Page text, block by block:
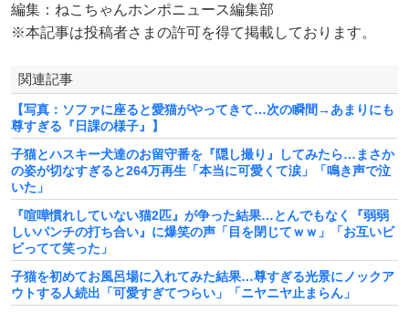
編集：ねこちゃんホンポニュース編集部
※本記事は投稿者さまの許可を得て掲載しております。
関連記事
【写真：ソファに座ると愛猫がやってきて…次の瞬間→あまりにも
尊すぎる『日課の様子』】
子猫とハスキー犬達のお留守番を『隠し撮り』してみたら…まさか
の姿が切なすぎると264万再生「本当に可愛くて涙」「鳴き声で泣
いた」
『喧嘩慣れしていない猫2匹』が争った結果…とんでもなく『弱弱
しいパンチの打ち合い』に爆笑の声「目を閉じてｗｗ」「お互いビ
ビってて笑った」
子猫を初めてお風呂場に入れてみた結果…尊すぎる光景にノックア
ウトする人続出「可愛すぎてつらい」「ニヤニヤ止まらん」